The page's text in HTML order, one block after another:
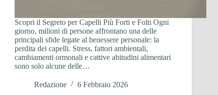
Scopri il Segreto per Capelli Più Forti e Folti Ogni
giorno, milioni di persone affrontano una delle
principali sfide legate al benessere personale: la
perdita dei capelli. Stress, fattori ambientali,
cambiamenti ormonali e cattive abitudini alimentari
sono solo alcune delle…
Redazione 6 Febbraio 2026